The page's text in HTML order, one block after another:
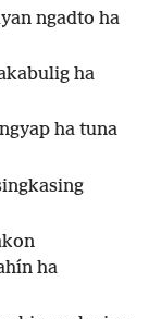
ngadto ha
ha
ha tuna
ha